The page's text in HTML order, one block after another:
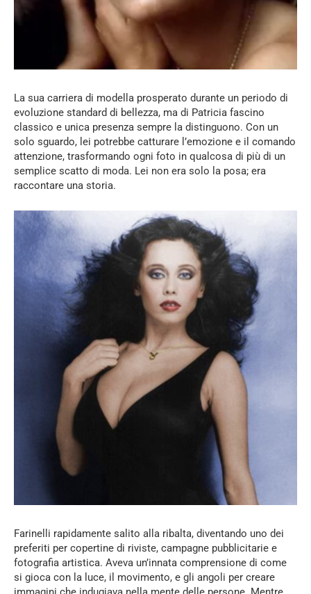
La sua carriera di modella prosperato durante un periodo di
evoluzione standard di bellezza, ma di Patricia fascino
classico e unica presenza sempre la distinguono. Con un
solo sguardo, lei potrebbe catturare l’emozione e il comando
attenzione, trasformando ogni foto in qualcosa di più di un
semplice scatto di moda. Lei non era solo la posa; era
raccontare una storia.
Farinelli rapidamente salito alla ribalta, diventando uno dei
preferiti per copertine di riviste, campagne pubblicitarie e
fotografia artistica. Aveva un’innata comprensione di come
si gioca con la luce, il movimento, e gli angoli per creare